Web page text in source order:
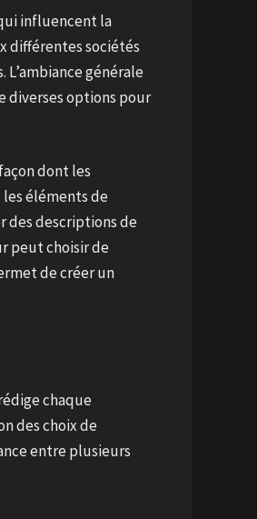
influencent la
différentes sociétés
générale
diverses options pour
dont les
éléments de
des descriptions de
peut choisir de
de créer un
chaque
des choix de
entre plusieurs